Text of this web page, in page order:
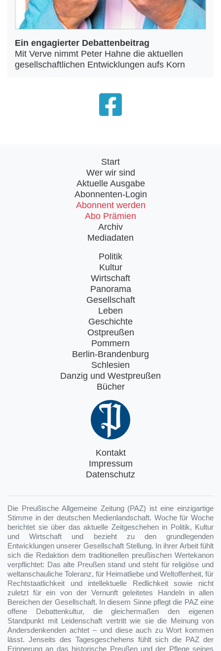
Ein engagierter Debattenbeitrag
Mit Verve nimmt Peter Hahne die aktuellen
gesellschaftlichen Entwicklungen aufs Korn
Start
Wer wir sind
Aktuelle Ausgabe
Abonnenten-Login
Abonnent werden
Abo Prämien
Archiv
Mediadaten
Politik
Kultur
Wirtschaft
Panorama
Gesellschaft
Leben
Geschichte
Ostpreußen
Pommern
Berlin-Brandenburg
Schlesien
Danzig und Westpreußen
Bücher
Kontakt
Impressum
Datenschutz
Die Preußische Allgemeine Zeitung (PAZ) ist eine einzigartige
Stimme in der deutschen Medienlandschaft. Woche für Woche
berichtet sie über das aktuelle Zeitgeschehen in Politik, Kultur
und Wirtschaft und bezieht zu den grundlegenden
Entwicklungen unserer Gesellschaft Stellung. In ihrer Arbeit fühlt
sich die Redaktion dem traditionellen preußischen Wertekanon
verpflichtet: Das alte Preußen stand und steht für religiöse und
weltanschauliche Toleranz, für Heimatliebe und Weltoffenheit, für
Rechtstaatlichkeit und intellektuelle Redlichkeit sowie nicht
zuletzt für ein von der Vernunft geleitetes Handeln in allen
Bereichen der Gesellschaft. In diesem Sinne pflegt die PAZ eine
offene Debattenkultur, die gleichermaßen den eigenen
Standpunkt mit Leidenschaft vertritt wie sie die Meinung von
Andersdenkenden achtet – und diese auch zu Wort kommen
lässt. Jenseits des Tagesgeschehens fühlt sich die PAZ der
Erinnerung an das historische Preußen und der Pflege seines